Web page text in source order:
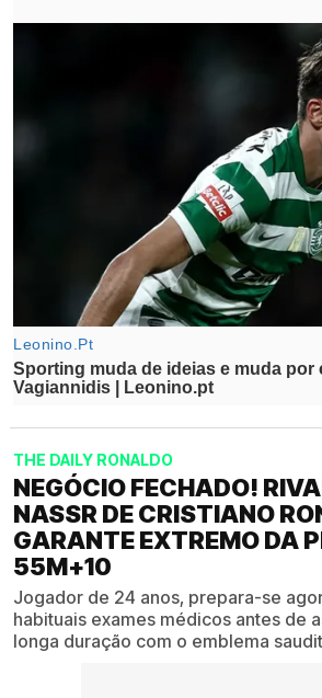
THE DAILY RONALDO
NEGÓCIO FECHADO!
NASSR DE CRISTIANO
GARANTE EXTREMO DA
55M+10
Jogador de 24 anos, prepara-se
habituais exames médicos antes de
longa duração com o emblema